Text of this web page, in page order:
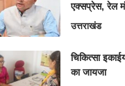
एक्सप्रेस, रेल
उत्तराखंड
चिकित्सा
का जायजा